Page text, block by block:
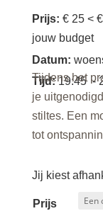
Prijs: € 25 <
jouw budget
Datum:
Tijd:19:45 -
Tijdens het
je
stiltes. Een
tot
Jij kiest
Prijs